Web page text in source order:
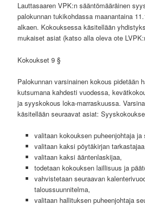
Lauttasaaren VPK:n sääntömääräinen
palokunnan tukikohdassa maanantaina
alkaen. Kokouksessa käsitellään
mukaiset asiat (katso alla oleva ote
Kokoukset 9 §
Palokunnan varsinainen kokous pidetään
kutsumana kahdesti vuodessa,
ja syyskokous loka-marraskuussa.
käsitellään seuraavat asiat:
valitaan kokouksen puheenjohtaja ja
valitaan kaksi pöytäkirjan
valitaan kaksi ääntenlaskijaa,
todetaan kokouksen laillisuus ja
vahvistetaan seuraavan
taloussuunnitelma,
valitaan hallituksen puheenjohtaja